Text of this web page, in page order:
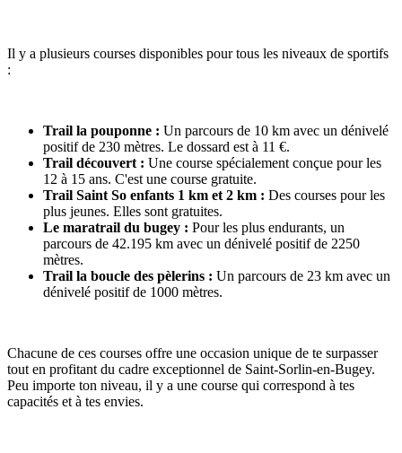
Il y a plusieurs courses disponibles pour tous les niveaux de sportifs
:
Trail la pouponne : Un parcours de 10 km avec un dénivelé
positif de 230 mètres. Le dossard est à 11 €.
Trail découvert : Une course spécialement conçue pour les
12 à 15 ans. C'est une course gratuite.
Trail Saint So enfants 1 km et 2 km : Des courses pour les
plus jeunes. Elles sont gratuites.
Le maratrail du bugey : Pour les plus endurants, un
parcours de 42.195 km avec un dénivelé positif de 2250
mètres.
Trail la boucle des pèlerins : Un parcours de 23 km avec un
dénivelé positif de 1000 mètres.
Chacune de ces courses offre une occasion unique de te surpasser
tout en profitant du cadre exceptionnel de Saint-Sorlin-en-Bugey.
Peu importe ton niveau, il y a une course qui correspond à tes
capacités et à tes envies.